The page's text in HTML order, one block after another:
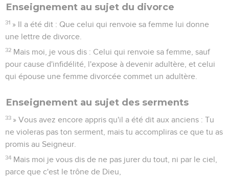
Enseignement au sujet du divorce
31 » Il a été dit : Que celui qui renvoie sa femme lui donne
une lettre de divorce.
32 Mais moi, je vous dis : Celui qui renvoie sa femme, sauf
pour cause d'infidélité, l'expose à devenir adultère, et celui
qui épouse une femme divorcée commet un adultère.
Enseignement au sujet des serments
33 » Vous avez encore appris qu'il a été dit aux anciens : Tu
ne violeras pas ton serment, mais tu accompliras ce que tu as
promis au Seigneur.
34 Mais moi je vous dis de ne pas jurer du tout, ni par le ciel,
parce que c'est le trône de Dieu,